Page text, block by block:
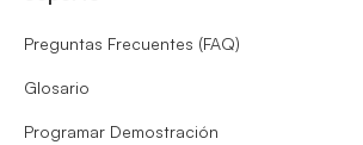
Preguntas Frecuentes (FAQ)
Glosario
Programar Demostración